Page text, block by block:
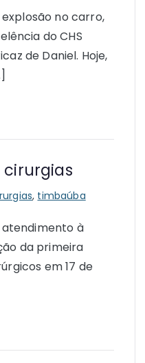
no carro,
do CHS
de Daniel. Hoje,
cirurgias
, timbaúba
atendimento à
da primeira
em 17 de